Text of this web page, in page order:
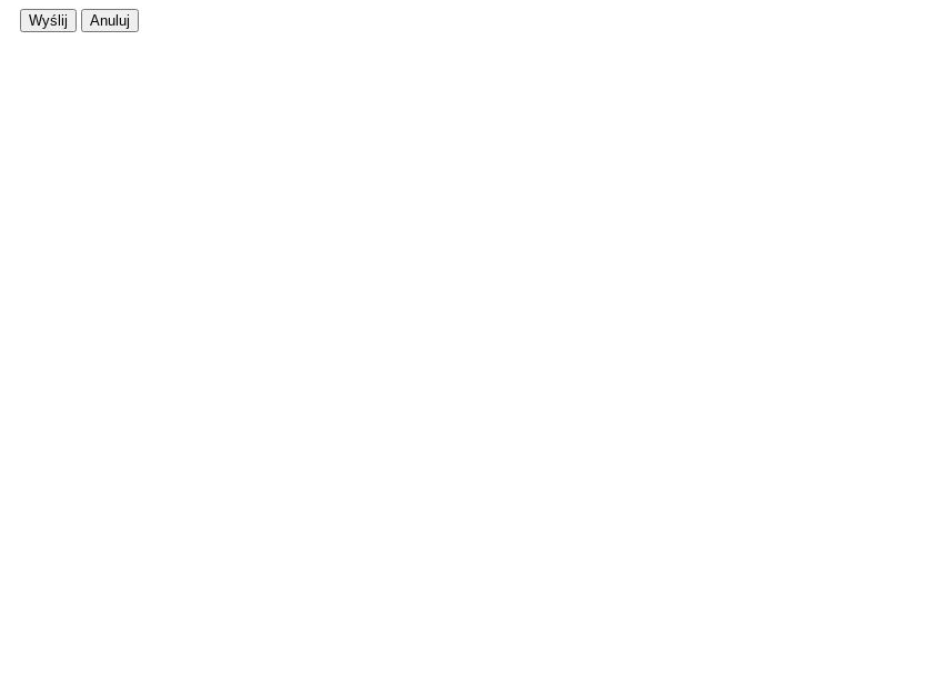
Wyślij Anuluj